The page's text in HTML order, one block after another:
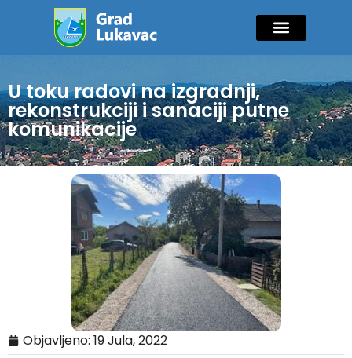
U toku radovi na izgradnji,
rekonstrukciji i sanaciji putne
komunikacije
Objavljeno: 19 Jula, 2022